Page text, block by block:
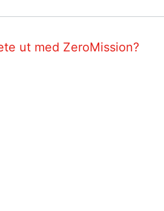
ut med ZeroMission?